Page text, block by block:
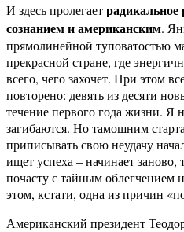
И здесь пролегает
сознанием и американским.
прямолинейной туповатостью
прекрасной стране, где
всего, чего захочет. При этом
повторено: девять из десяти
течение первого года жизни. Я
загибаются. Но тамошним
приписывать свою неудачу
ищет успеха – начинает
почасту с тайным облегчением
этом, кстати, одна из причин
Американский президент